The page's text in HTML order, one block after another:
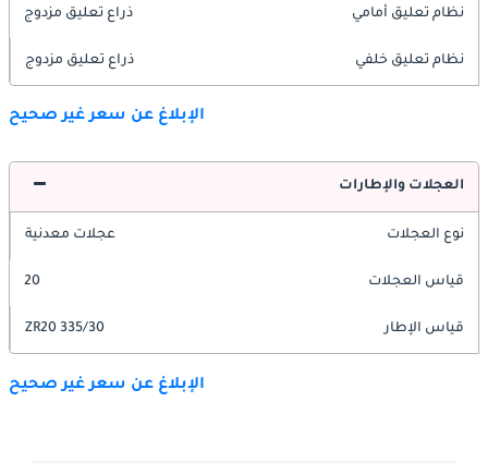
نظام تعليق أمامي ذراع تعليق مزدوج
نظام تعليق خلفي ذراع تعليق مزدوج
الإبلاغ عن سعر غير صحيح
العجلات والإطارات
نوع العجلات عجلات معدنية
قياس العجلات 20
قياس الإطار 335/30 ZR20
الإبلاغ عن سعر غير صحيح